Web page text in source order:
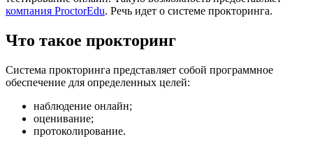
компания ProctorEdu. Речь идет о системе прокторинга.
Что такое прокторинг
Система прокторинга представляет собой программное
обеспечение для определенных целей:
наблюдение онлайн;
оценивание;
протоколирование.